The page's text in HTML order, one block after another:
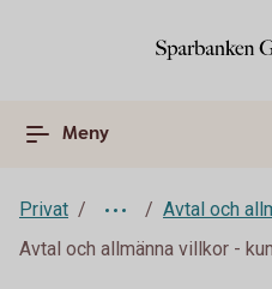
Meny
Privat
Avtal och
Avtal och allmänna villkor -